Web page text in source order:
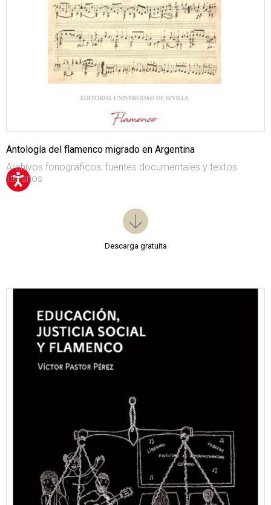
Antología del flamenco migrado en Argentina
Archivos fonográficos, fuentes documentales y textos
literarios
Descarga gratuita